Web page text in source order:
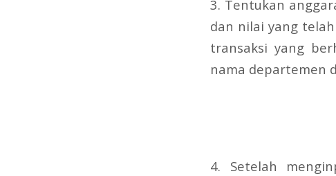
3. Tentukan
dan nilai yang
transaksi yang
nama departemen
4. Setelah